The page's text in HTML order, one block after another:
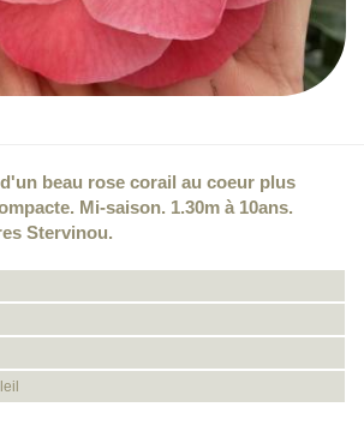
beau rose corail au coeur plus
Mi-saison. 1.30m à 10ans.
Stervinou.